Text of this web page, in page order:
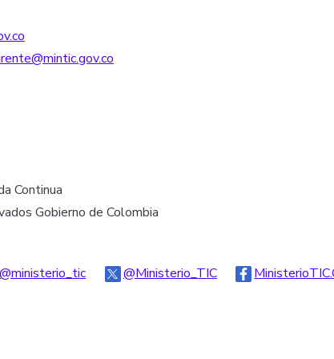
Continua
Gobierno de Colombia
@ministerio_ticLogo Tiktok@Ministerio_TICLogo Twitter